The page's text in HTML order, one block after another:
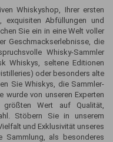
Whiskyshop, Ihrer ersten
exquisiten Abfüllungen und
Sie ein in eine Welt voller
Geschmackserlebnisse, die
Whisky-Sammler
Whiskys, seltene Editionen
oder besonders alte
Sie Whiskys, die Sammler-
wurde von unseren Experten
Wert auf Qualität,
Stöbern Sie in unserem
und Exklusivität unseres
Sammlung, als besonderes